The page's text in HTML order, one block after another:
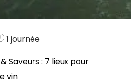
1 journée
Saveurs: 7 lieux pour
vin